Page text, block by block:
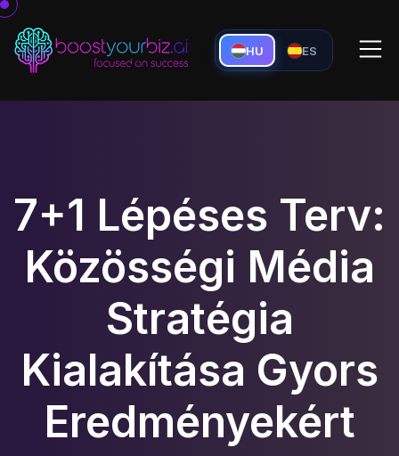
HU ES
7+1 Lépéses Terv:
Közösségi Média
Stratégia
Kialakítása Gyors
Eredményekért